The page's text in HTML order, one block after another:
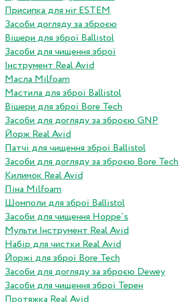
Присипка для ніг ESTEM
Засоби догляду за зброєю
Вішери для зброї Ballistol
Засоби для чищення зброї
Інструмент Real Avid
Масла Milfoam
Мастила для зброї Ballistol
Вішери для зброї Bore Tech
Засоби для догляду за зброєю GNP
Йорж Real Avid
Патчі для чищення зброї Ballistol
Засоби для догляду за зброєю Bore Tech
Килимок Real Avid
Піна Milfoam
Шомполи для зброї Ballistol
Засоби для чищення Hoppe`s
Мульти Інструмент Real Avid
Набір для чистки Real Avid
Йоржі для зброї Bore Tech
Засоби для догляду за зброєю Dewey
Засоби для чищення зброї Терен